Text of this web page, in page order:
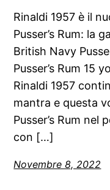
Rinaldi 1957 è il
Pusser’s Rum: la
British Navy
Pusser’s Rum 15
Rinaldi 1957
mantra e questa
Pusser’s Rum
con […]
Novembre 8, 2022